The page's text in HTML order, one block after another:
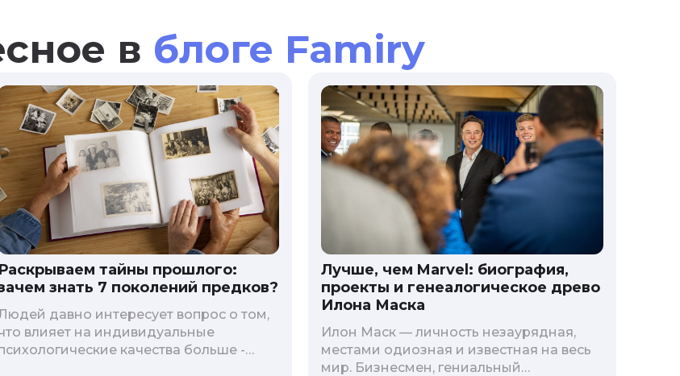
в блоге Famiry
Раскрываем тайны прошлого:
знать 7 поколений предков?
давно интересует вопрос о том,
влияет на индивидуальные
качества больше -
Лучше, чем Marvel: биография,
проекты и генеалогическое древо
Илона Маска
Илон Маск — личность незаурядная,
местами одиозная и известная на весь
мир. Бизнесмен, гениальный